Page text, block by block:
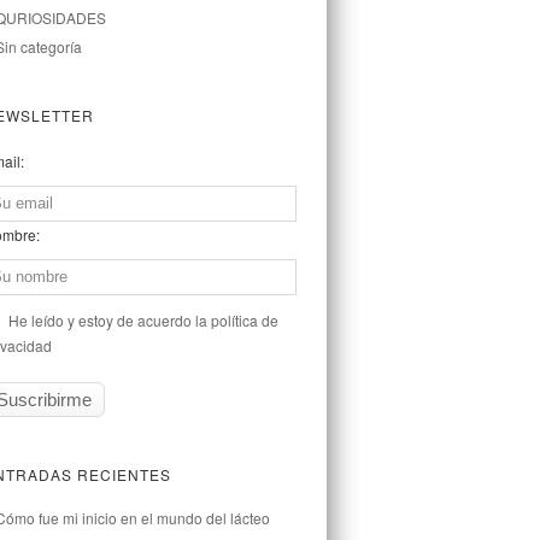
categoría
He leído y estoy de acuerdo la política de
RECIENTES
fue mi inicio en el mundo del lácteo